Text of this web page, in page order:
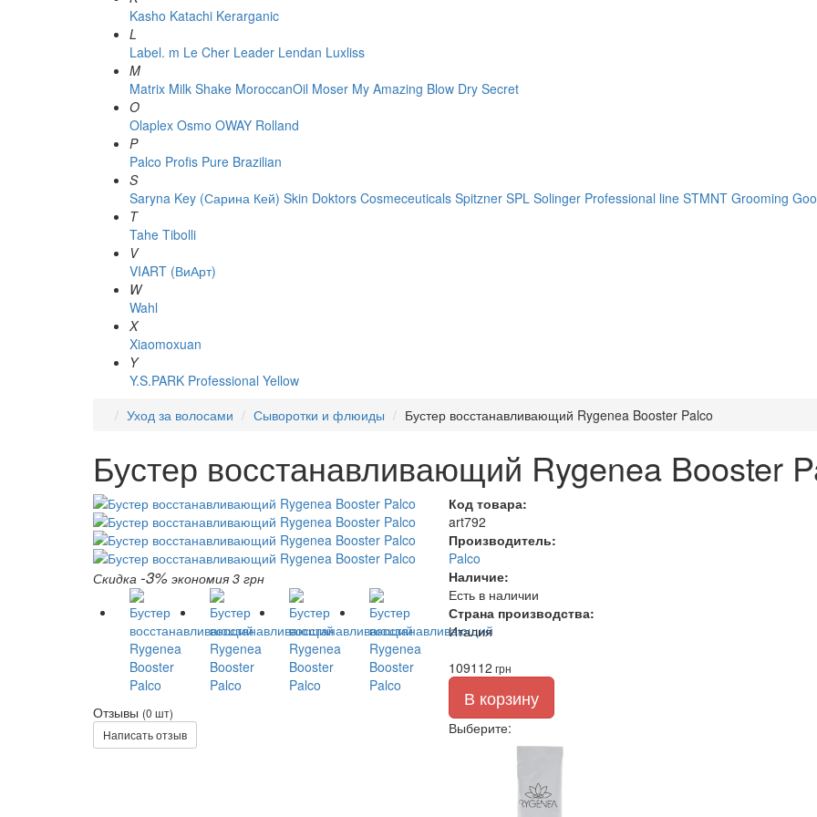
Kasho Katachi Kerarganic
L
Label. m Le Cher Leader Lendan Luxliss
M
Matrix Milk Shake MoroccanOil Moser My Amazing Blow Dry Secret
O
Olaplex Osmo OWAY Rolland
P
Palco Profis Pure Brazilian
S
Saryna Key (Сарина Кей) Skin Doktors Cosmeceuticals Spitzner SPL Solinger Professional line STMNT Grooming
T
Tahe Tibolli
V
VIART (ВиАрт)
W
Wahl
X
Xiaomoxuan
Y
Y.S.PARK Professional Yellow
Уход за волосами
Сыворотки и флюиды Бустер восстанавливающий Rygenea Booster Palco
Бустер восстанавливающий Rygenea Booster
Скидка -3% экономия 3 грн
Отзывы (0 шт)
Написать отзыв
Код товара:
art792
Производитель:
Palco
Наличие:
Есть в наличии
Страна производства:
Италия
109112 грн
В корзину
Выберите: